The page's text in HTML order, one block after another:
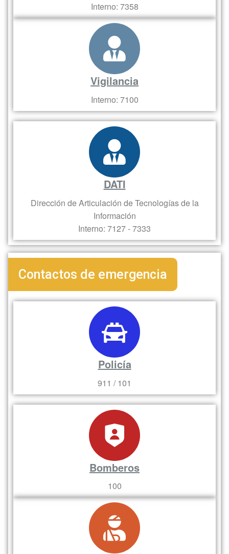
Interno: 7358
Vigilancia
Interno: 7100
DATI
Dirección de Articulación de Tecnologías de la
Información
Interno: 7127 - 7333
Contactos de emergencia
Policía
911 / 101
Bomberos
100